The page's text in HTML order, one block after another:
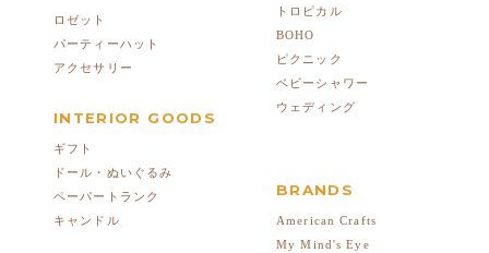
ロゼット
パーティーハット
アクセサリー
INTERIOR GOODS
ギフト
ドール・ぬいぐるみ
ペーパートランク
キャンドル
トロピカル
BOHO
ピクニック
ベビーシャワー
ウェディング
BRANDS
American Crafts
My Mind's Eye